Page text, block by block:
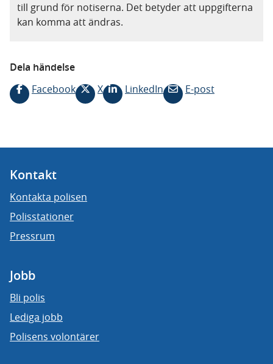
till grund för notiserna. Det betyder att uppgifterna
kan komma att ändras.
Dela händelse
Facebook
X LinkedIn E-post
Kontakt
Kontakta polisen
Polisstationer
Pressrum
Jobb
Bli polis
Lediga jobb
Polisens volontärer